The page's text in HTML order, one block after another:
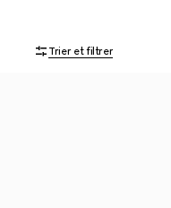
Trier et filtrer